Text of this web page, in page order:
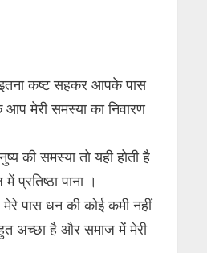
इतना कष्ट सहकर आपके पास
आप मेरी समस्या का निवारण
की समस्या तो यही होती है
प्रतिष्ठा पाना ।
मेरे पास धन की कोई कमी नहीं
अच्छा है और समाज में मेरी